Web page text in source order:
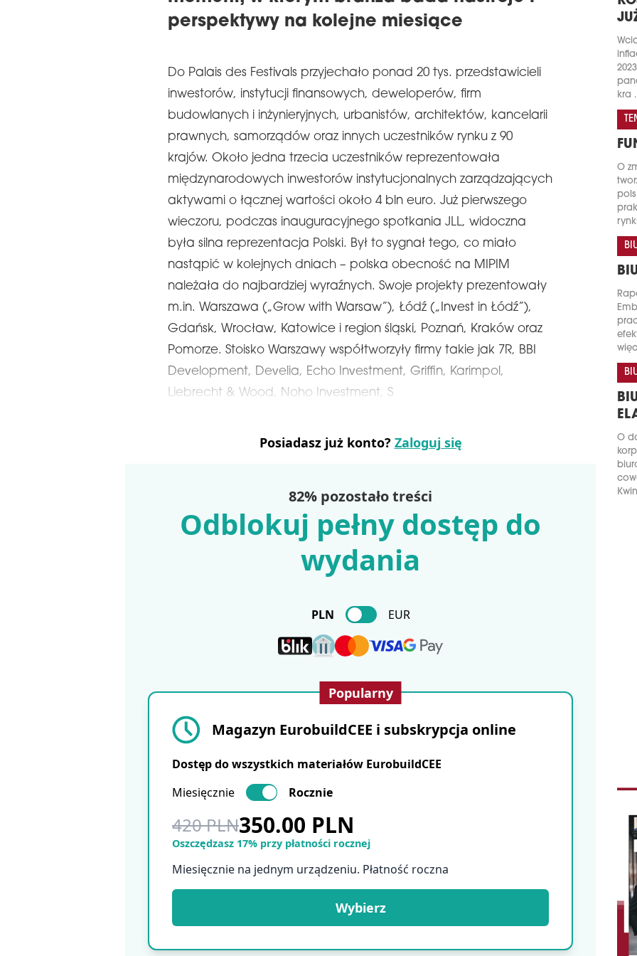
perspektywy na kolejne miesiące
Do Palais des Festivals przyjechało ponad 20 tys. przedstawicieli
inwestorów, instytucji finansowych, deweloperów, firm
budowlanych i inżynieryjnych, urbanistów, architektów, kancelarii
prawnych, samorządów oraz innych uczestników rynku z 90
krajów. Około jedna trzecia uczestników reprezentowała
międzynarodowych inwestorów instytucjonalnych zarządzających
aktywami o łącznej wartości około 4 bln euro. Już pierwszego
wieczoru, podczas inauguracyjnego spotkania JLL, widoczna
była silna reprezentacja Polski. Był to sygnał tego, co miało
nastąpić w kolejnych dniach – polska obecność na MIPIM
należała do najbardziej wyraźnych. Swoje projekty prezentowały
m.in. Warszawa („Grow with Warsaw”), Łódź („Invest in Łódź”),
Gdańsk, Wrocław, Katowice i region śląski, Poznań, Kraków oraz
Pomorze. Stoisko Warszawy współtworzyły firmy takie jak 7R, BBI
Development, Develia, Echo Investment, Griffin, Karimpol,
Liebrecht & Wood, Noho Investment, S
Posiadasz już konto? Zaloguj się
82% pozostało treści
Odblokuj pełny dostęp do
wydania
PLN EUR
Popularny
Magazyn EurobuildCEE i subskrypcja online
Dostęp do wszystkich materiałów EurobuildCEE
Miesięcznie
Rocznie
420 PLN350.00 PLN
Oszczędzasz 17% przy płatności rocznej
Miesięcznie na jednym urządzeniu. Płatność roczna
Wybierz
kra
O
O